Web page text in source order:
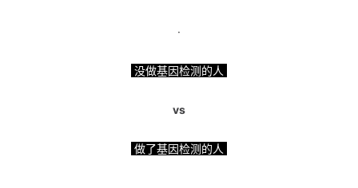
·
没做基因检测的人
vs
做了基因检测的人